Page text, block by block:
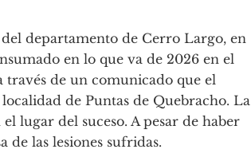
departamento de Cerro Largo, en
en lo que va de 2026 en el
de un comunicado que el
de Puntas de Quebracho. La
lugar del suceso. A pesar de haber
de las lesiones sufridas.